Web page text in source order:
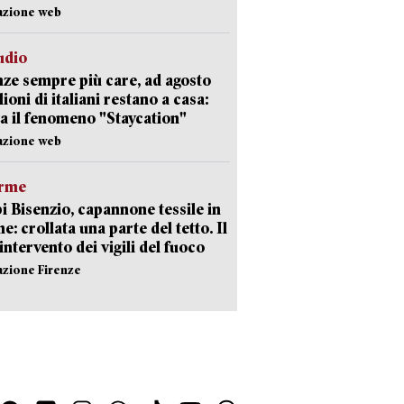
web
sempre più care, ad agosto
di italiani restano a casa:
il fenomeno "Staycation"
web
Bisenzio, capannone tessile in
crollata una parte del tetto. Il
dei vigili del fuoco
Firenze